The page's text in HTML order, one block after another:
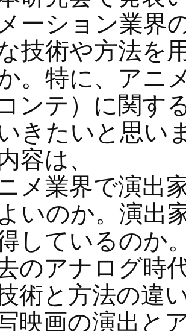
ーション業界
技術や方法を
。特に、アニ
コンテ）に関す
きたいと思い
容は、
メ業界で演出
いのか。演出
しているのか
のアナログ時
術と方法の違
映画の演出と